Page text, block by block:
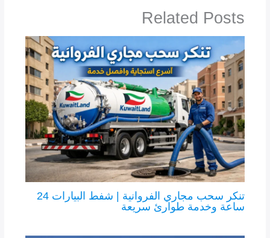
o
o
k
o
n
Related Posts
تنكر سحب مجاري الفروانية | شفط البيارات 24
ساعة وخدمة طوارئ سريعة